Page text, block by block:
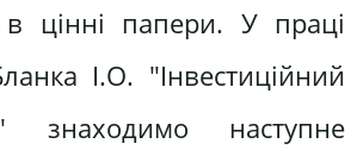
в цінні папери. У праці
І.О. "Інвестиційний
знаходимо наступне